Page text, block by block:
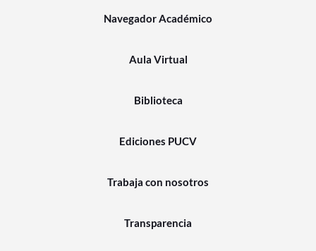
Navegador Académico
Aula Virtual
Biblioteca
Ediciones PUCV
Trabaja con nosotros
Transparencia